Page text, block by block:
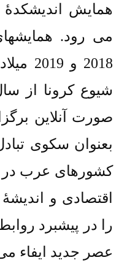
همایش اندیشکدۀ
می رود.
2018
صورت آنلاین
بعنوان سکوی
کشورهای عرب در
اقتصادی و
را در پیشبرد
عصر جدید ایفاء